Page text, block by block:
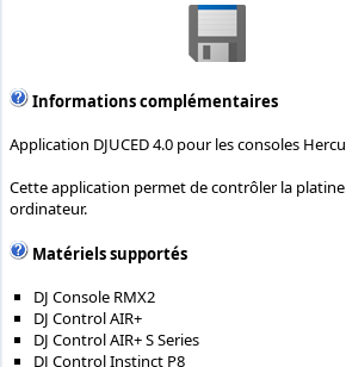
Informations complémentaires
Application DJUCED 4.0 pour les consoles
Cette application permet de contrôler la
ordinateur.
Matériels supportés
DJ Console RMX2
DJ Control AIR+
DJ Control AIR+ S Series
DJ Control Instinct P8